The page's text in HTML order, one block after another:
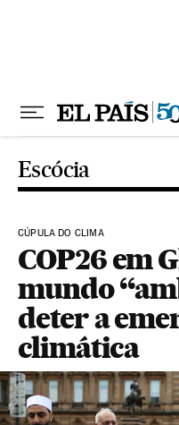
Escócia
CÚPULA DO CLIMA
COP26 em
mundo
deter a
climática